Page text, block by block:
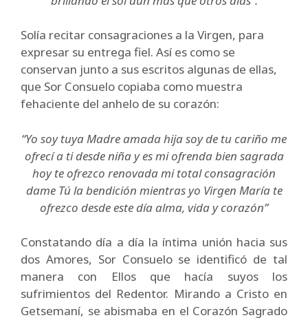
Solía recitar consagraciones a la Virgen, para
expresar su entrega fiel. Así es como se
conservan junto a sus escritos algunas de ellas,
que Sor Consuelo copiaba como muestra
fehaciente del anhelo de su corazón:
“Yo soy tuya Madre amada hija soy de tu cariño me
ofrecí a ti desde niña y es mi ofrenda bien sagrada
hoy te ofrezco renovada mi total consagración
dame Tú la bendición mientras yo Virgen María te
ofrezco desde este día alma, vida y corazón”
Constatando día a día la íntima unión hacia sus
dos Amores, Sor Consuelo se identificó de tal
manera con Ellos que hacía suyos los
sufrimientos del Redentor. Mirando a Cristo en
Getsemaní, se abismaba en el Corazón Sagrado